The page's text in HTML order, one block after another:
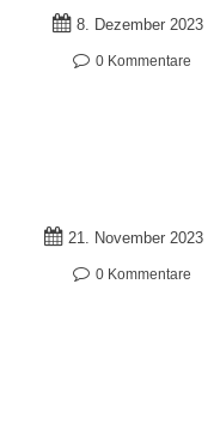
8. Dezember 2023
0 Kommentare
21. November 2023
0 Kommentare